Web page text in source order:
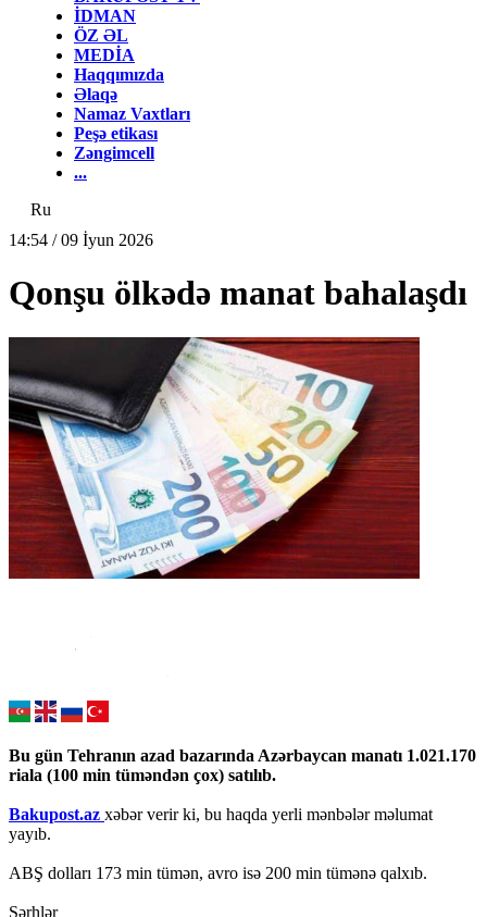
İDMAN
ÖZ ƏL
MEDİA
Haqqımızda
Əlaqə
Namaz Vaxtları
Peşə etikası
Zəngimcell
...
Ru
14:54 / 09 İyun 2026
Qonşu ölkədə manat bahalaşdı
Bu gün Tehranın azad bazarında Azərbaycan manatı 1.021.170
riala (100 min tüməndən çox) satılıb.
Bakupost.az xəbər verir ki, bu haqda yerli mənbələr məlumat
yayıb.
ABŞ dolları 173 min tümən, avro isə 200 min tümənə qalxıb.
Şərhlər